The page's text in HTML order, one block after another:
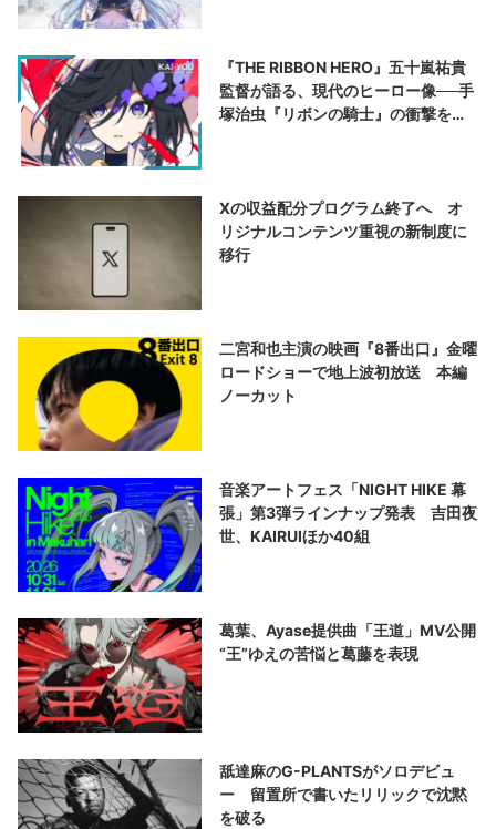
『THE RIBBON HERO』五十嵐祐貴
監督が語る、現代のヒーロー像──手
塚治虫『リボンの騎士』の衝撃を再
Xの収益配分プログラム終了へ オ
リジナルコンテンツ重視の新制度に
移行
二宮和也主演の映画『8番出口』金曜
ロードショーで地上波初放送 本編
ノーカット
音楽アートフェス「NIGHT HIKE 幕
張」第3弾ラインナップ発表 吉田夜
世、KAIRUIほか40組
葛葉、Ayase提供曲「王道」MV公開
“王”ゆえの苦悩と葛藤を表現
舐達麻のG-PLANTSがソロデビュ
ー 留置所で書いたリリックで沈黙
を破る